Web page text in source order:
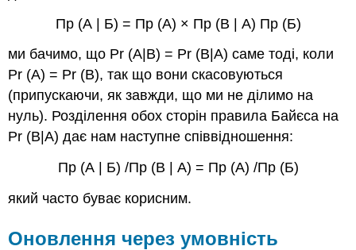
Пр (А | Б) = Пр (А) × Пр (В | А) Пр (Б)
ми бачимо, що Pr (A|B) = Pr (B|A) саме тоді, коли
Pr (A) = Pr (B), так що вони скасовуються
(припускаючи, як завжди, що ми не ділимо на
нуль). Розділення обох сторін правила Байєса на
Pr (B|A) дає нам наступне співвідношення:
Пр (А | Б) /Пр (В | А) = Пр (А) /Пр (Б)
який часто буває корисним.
Оновлення через умовність